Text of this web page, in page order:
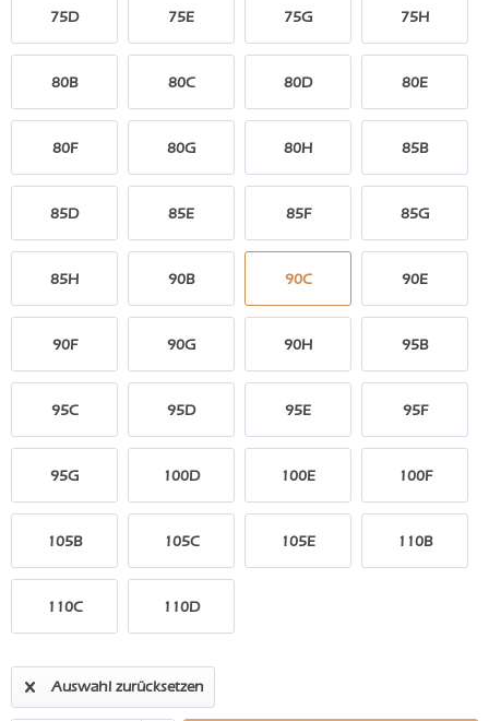
75D 75E 75G 75H
80B 80C 80D 80E
80F 80G 80H 85B
85D 85E 85F 85G
85H 90B 90C 90E
90F 90G 90H 95B
95C 95D 95E 95F
95G 100D 100E 100F
105B 105C 105E 110B
110C 110D
Auswahl zurücksetzen